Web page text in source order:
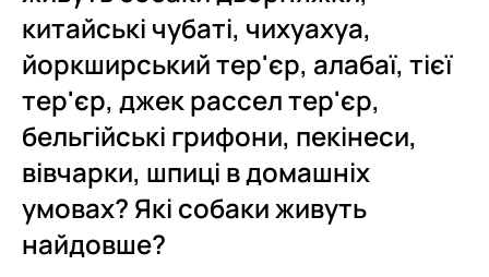
китайські чубаті, чихуахуа,
йоркширський тер'єр, алабаї, тієї
тер'єр, джек рассел тер'єр,
бельгійські грифони, пекінеси,
вівчарки, шпиці в домашніх
умовах? Які собаки живуть
найдовше?